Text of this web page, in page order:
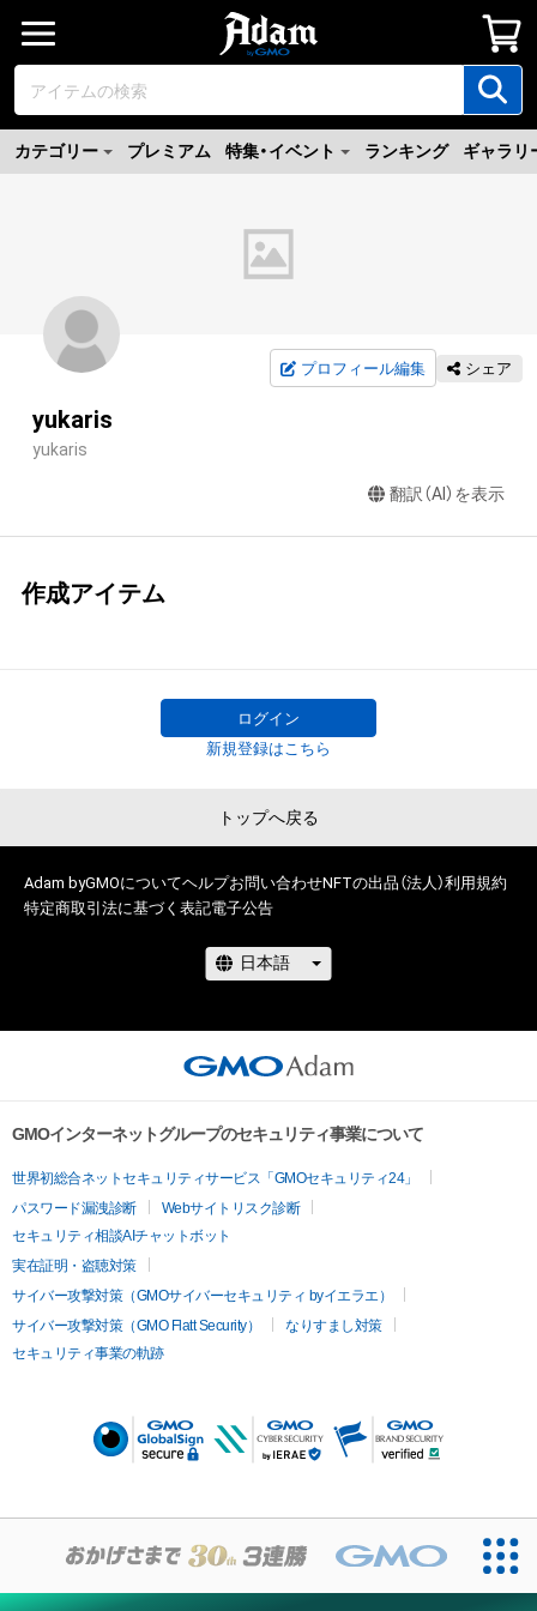
カテゴリー プレミアム 特集・イベント ランキング ギャラリ
プロフィール編集 シェア
yukaris
yukaris
翻訳（AI）を表示
作成アイテム
ログイン
新規登録はこちら
トップへ戻る
Adam byGMOについてヘルプお問い合わせNFTの出品（法人）利用規約
特定商取引法に基づく表記電子公告
GMOインターネットグループのセキュリティ事業について
世界初総合ネットセキュリティサービス「GMOセキュリティ24」
パスワード漏洩診断
Webサイトリスク診断
セキュリティ相談AIチャットボット
実在証明・盗聴対策
サイバー攻撃対策（GMOサイバーセキュリティ byイエラエ）
サイバー攻撃対策（GMO Flatt Security）
なりすまし対策
セキュリティ事業の軌跡